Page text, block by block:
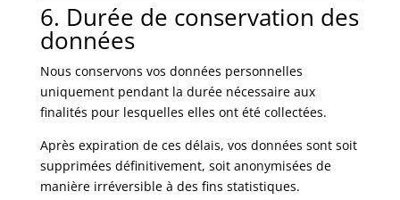
6. Durée de conservation des
données
Nous conservons vos données personnelles
uniquement pendant la durée nécessaire aux
finalités pour lesquelles elles ont été collectées.
Après expiration de ces délais, vos données sont soit
supprimées définitivement, soit anonymisées de
manière irréversible à des fins statistiques.